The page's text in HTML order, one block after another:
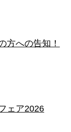
方への告知！
ェア2026